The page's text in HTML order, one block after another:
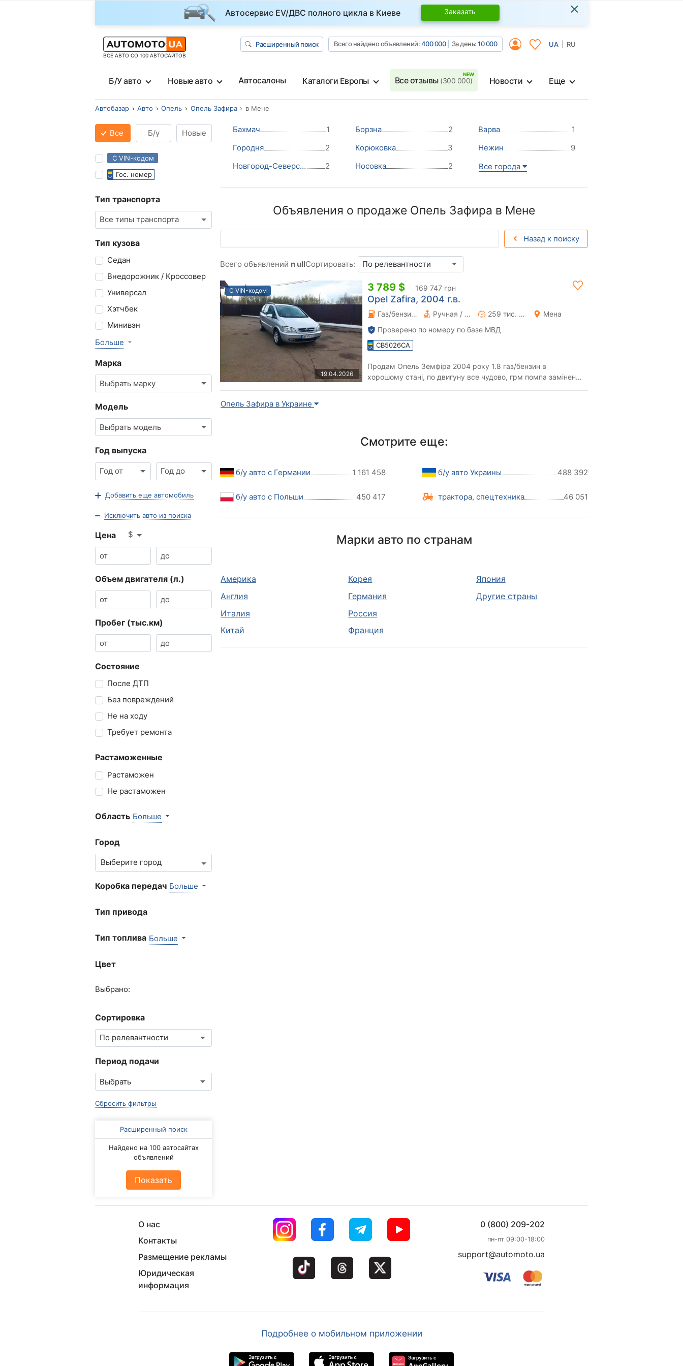
Автосервис EV/ДВС полного цикла в Киеве Заказать ×
ВСЕ АВТО СО 100 АВТОСАЙТОВ
Расширенный поиск Всего найдено объявлений:400 000 За день:10 000 UA RU
Б/У авто Новые авто Автосалоны Каталоги Европы Все отзывы (300 000) Новости Еще
Автобазар Авто Опель Опель Зафира в Мене
Все Б/у Новые
С VIN-кодом
Гос. номер
Тип транспорта
Все типы транспорта
Тип кузова
Седан
Внедорожник / Кроссовер
Универсал
Хэтчбек
Минивэн
Больше
Марка
Выбрать марку
Модель
Выбрать модель
Год выпуска
Год от Год до
Добавить еще автомобиль
Исключить авто из поиска
Цена $
Объем двигателя (л.)
Пробег (тыс.км)
Состояние
После ДТП
Без повреждений
Не на ходу
Требует ремонта
Растаможенные
Растаможен
Не растаможен
Область Больше
Город
Коробка передач Больше
Тип привода
Тип топлива Больше
Цвет
Выбрано:
Сортировка
Период подачи
Сбросить фильтры
Расширенный поиск
Найдено на 100 автосайтах
объявлений
Показать
Бахмач 1 Борзна 2 Варва
1
Городня
2 Корюковка 3 Нежин
9
Новгород-Северский
2 Носовка 2 Все города
Объявления о продаже Опель Зафира в Мене
Назад к поиску
Всего объявлений n ullСортировать:
С VIN-кодом
19.04.2026
3 789 $ 169 747 грн
Opel Zafira, 2004 г.в.
Газ/бензин 1.8 л. Ручная / Механика 259 тис. км
Мена
Проверено по номеру по базе МВД
CB5026CA
Продам Опель Земфіра 2004 року 1.8 газ/бензин в
хорошому стані, по двигуну все чудово, грм помпа замінени
Опель Зафира в Украине
Смотрите еще:
б/у авто с Германии 1 161 458
б/у авто с Польши 450 417
б/у авто Украины 488 392
трактора, спецтехника 46 051
Марки авто по странам
Америка
Англия
Италия
Китай
Корея
Германия
Россия
Франция
Япония
Другие страны
О нас
Контакты
Размещение рекламы
Юридическая
информация
0 (800) 209-202
пн-пт 09:00-18:00
support@automoto.ua
Подробнее о мобильном приложении